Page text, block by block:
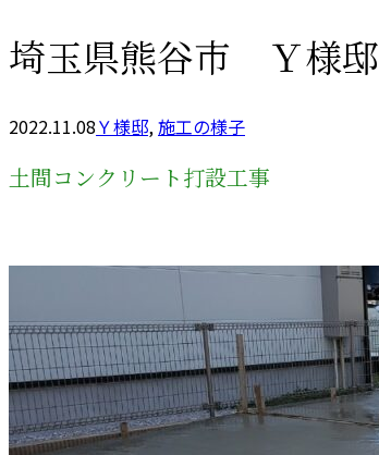
埼玉県熊谷市 Ｙ様邸
2022.11.08Ｙ様邸,施工の様子
土間コンクリート打設工事